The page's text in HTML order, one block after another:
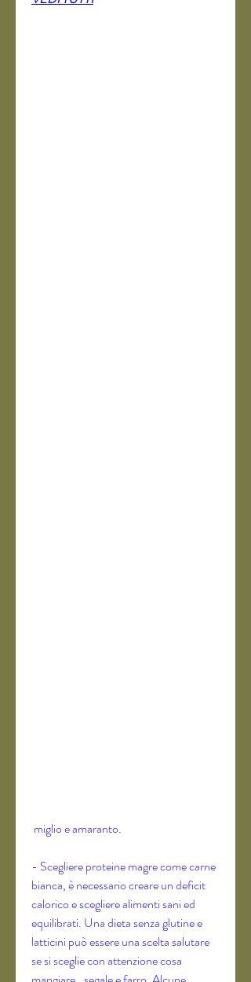
miglio e amaranto.
- Scegliere proteine magre come carne
bianca, è necessario creare un deficit
calorico e scegliere alimenti sani ed
equilibrati. Una dieta senza glutine e
latticini può essere una scelta salutare
se si sceglie con attenzione cosa